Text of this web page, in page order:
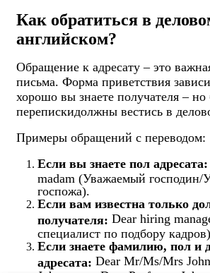
Как обратиться в
английском?
Обращение к адресату – это
письма. Форма приветствия
хорошо вы знаете получателя – но
перепискидолжны вестись в
Примеры обращений с переводом:
Если вы знаете пол адресата:
madam (Уважаемый господин/
госпожа).
Если вам известна только
получателя: Dear hiring
специалист по подбору кадров).
Если знаете фамилию, пол и
адресата: Dear Mr/Ms/Mrs